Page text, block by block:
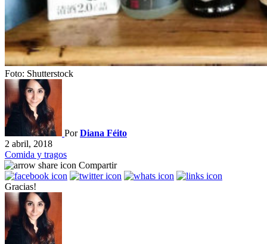
Foto: Shutterstock
PorDiana Féito
2 abril, 2018
Comida y tragos
Compartir
Gracias!